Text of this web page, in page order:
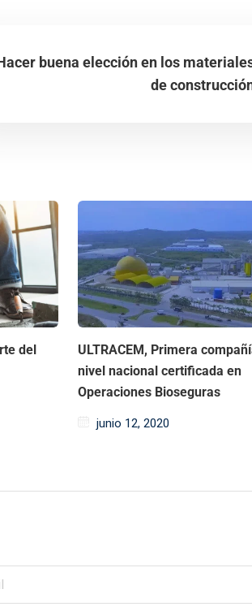
buena elección en los
de
del
ULTRACEM, Primera
nivel nacional certificada en
Operaciones Bioseguras
junio 12, 2020